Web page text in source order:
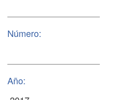
Número:
Año: